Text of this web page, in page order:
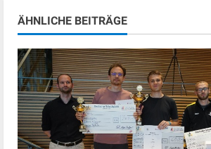
ÄHNLICHE BEITRÄGE